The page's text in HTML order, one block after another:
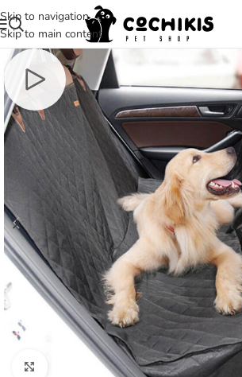
Skip to navigation
Skip to main content
Clic para ampliar